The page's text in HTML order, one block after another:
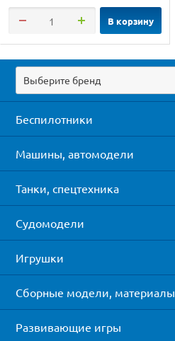
В корзину
Выберите бренд
Беспилотники
Машины, автомодели
Танки, спецтехника
Судомодели
Игрушки
Сборные модели, материалы
Развивающие игры